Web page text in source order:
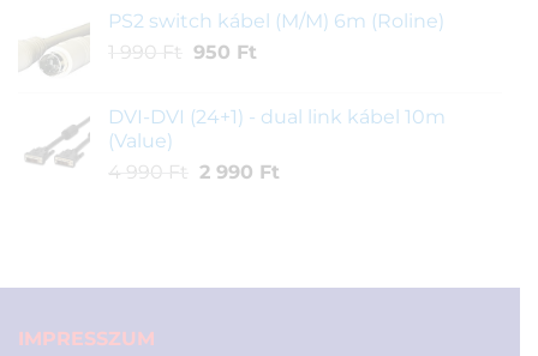
3
590 Ft.
1
PS2 switch kábel (M/M) 6m (Roline)
1 990 Ft
Original
1
950 FtCurrent
950 Ft.
DVI-DVI (24+1) - dual link kábel 10m
(Value)
4 990 Ft
Original
2 990 FtCurrent
IMPRESSZUM